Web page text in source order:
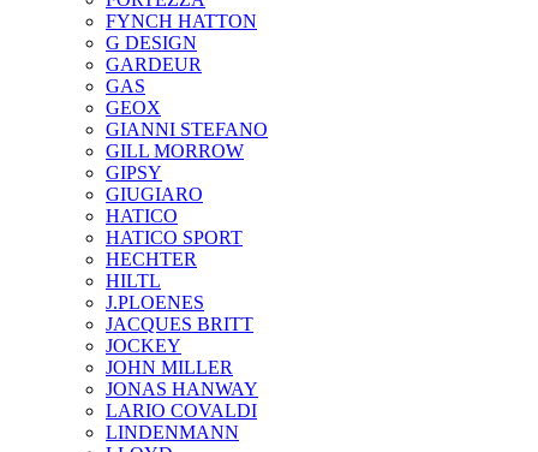
FYNCH HATTON
G DESIGN
GARDEUR
GAS
GEOX
GIANNI STEFANO
GILL MORROW
GIPSY
GIUGIARO
HATICO
HATICO SPORT
HECHTER
HILTL
J.PLOENES
JAСQUES BRITT
JOCKEY
JOHN MILLER
JONAS HANWAY
LARIO COVALDI
LINDENMANN